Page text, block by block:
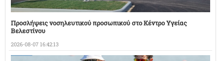
Προσλήψεις νοσηλευτικού προσωπικού στο Κέντρο Υγείας
Βελεστίνου
2026-08-07 16:42:13